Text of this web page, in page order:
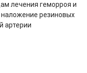
лечения геморроя и
резиновых
артерии